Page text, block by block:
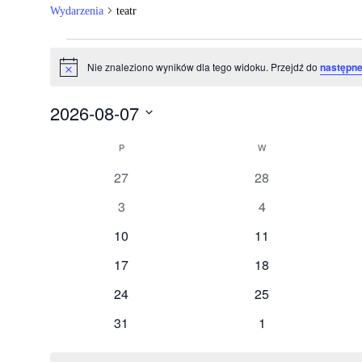
Wydarzenia teatr
Powiadomienie
Nie znaleziono wyników dla tego widoku. Przejdź do
2026-08-07
Kalendarz
Wydarzenia
PPONIEDZIAŁEK W
0
27
0
28
0
3
0
4
0
10
0
11
0
17
0
18
0
24
0
25
0
31
0
1